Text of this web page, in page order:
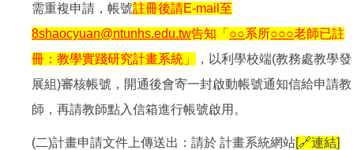
需重複申請，帳號註冊後請E-mail至
8shaocyuan@ntunhs.edu.tw告知「 ○○系所○○○老師已註
冊：教學實踐研究計畫系統」
，以利學校端(教務處教學發
展組)審核帳號，開通後會寄一封啟動帳號通知信給申請教
師，再請教師點入信箱進行帳號啟用。
(二)計畫申請文件上傳送出：請於 計畫系統網站[🔗連結]